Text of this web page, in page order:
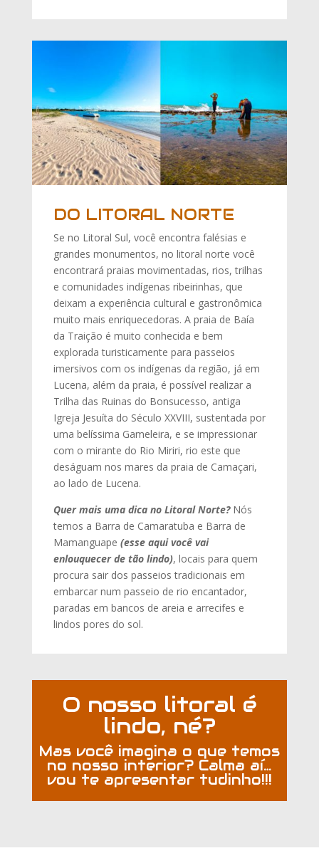
DO LITORAL NORTE
Se no Litoral Sul, você encontra falésias e
grandes monumentos, no litoral norte você
encontrará praias movimentadas, rios, trilhas
e comunidades indígenas ribeirinhas, que
deixam a experiência cultural e gastronômica
muito mais enriquecedoras. A praia de Baía
da Traição é muito conhecida e bem
explorada turisticamente para passeios
imersivos com os indígenas da região, já em
Lucena, além da praia, é possível realizar a
Trilha das Ruinas do Bonsucesso, antiga
Igreja Jesuíta do Século XXVIII, sustentada por
uma belíssima Gameleira, e se impressionar
com o mirante do Rio Miriri, rio este que
deságuam nos mares da praia de Camaçari,
ao lado de Lucena.
Quer mais uma dica no Litoral Norte?Nós
temos a Barra de Camaratuba e Barra de
Mamanguape (esse aqui você vai
enlouquecer de tão lindo), locais para quem
procura sair dos passeios tradicionais em
embarcar num passeio de rio encantador,
paradas em bancos de areia e arrecifes e
lindos pores do sol.
O nosso litoral é
lindo, né?
Mas você imagina o que temos
no nosso interior? Calma aí…
vou te apresentar tudinho!!!